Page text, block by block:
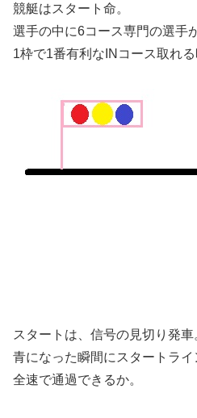
競艇はスタート命。
選手の中に6コース専門の選手
1枠で1番有利なINコース取れ
スタートは、信号の見切り発車
青になった瞬間にスタートラ
全速で通過できるか。